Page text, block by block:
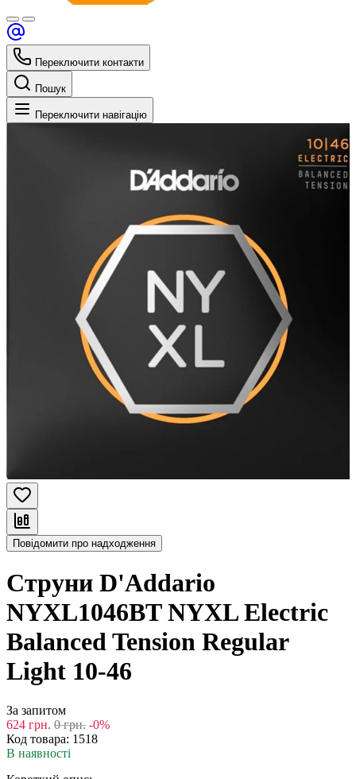
Переключити контакти
Пошук
Переключити навігацію
Повідомити про надходження
Струни D'Addario
NYXL1046BT NYXL Electric
Balanced Tension Regular
Light 10-46
За запитом
624 грн. 0 грн. -0%
Код товара: 1518
В наявності